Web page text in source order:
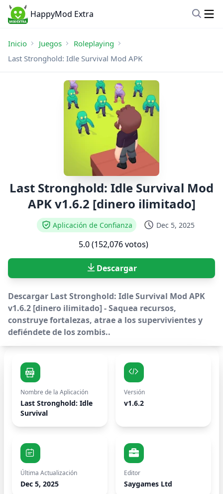
HappyMod Extra
Inicio Juegos
Roleplaying
Last Stronghold: Idle Survival Mod APK
Last Stronghold: Idle Survival Mod
APK v1.6.2 [dinero ilimitado]
Aplicación de Confianza Dec 5, 2025
5.0 (152,076 votos)
Descargar
Descargar Last Stronghold: Idle Survival Mod APK
v1.6.2 [dinero ilimitado] - Saquea recursos,
construye fortalezas, atrae a los supervivientes y
defiéndete de los zombis..
Nombre de la Aplicación
Last Stronghold: Idle
Survival
Versión
v1.6.2
Última Actualización
Dec 5, 2025
Editor
Saygames Ltd